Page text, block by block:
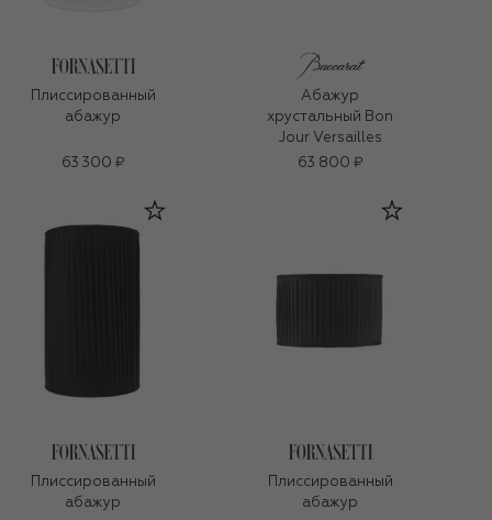
Плиссированный
абажур
63 300 ₽
Абажур
хрустальный Bon
Jour Versailles
63 800 ₽
Плиссированный
абажур
Плиссированный
абажур